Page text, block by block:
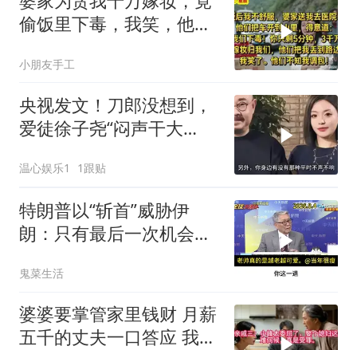
偷饭里下毒，我笑，他们
小朋友手工
央视发文！刀郎没想到，
爱徒徐子尧“闷声干大
温心娱乐1 1跟贴
特朗普以“斩首”威胁伊
朗：只有最后一次机会
鬼菜生活
婆婆要掌管家里钱财 月薪
五千的丈夫一口答应 我拒